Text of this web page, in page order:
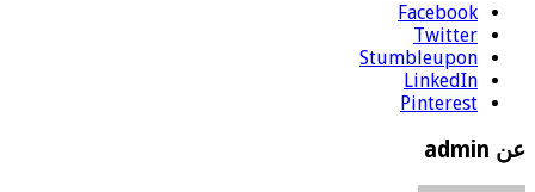
Facebook
Twitter
Stumbleupon
LinkedIn
Pinterest
عن admin